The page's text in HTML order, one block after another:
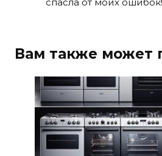
Вам также может